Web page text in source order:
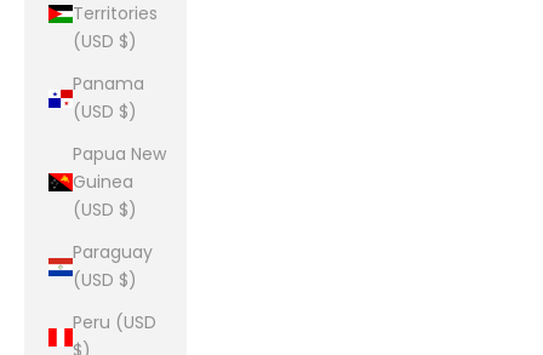
Territories
(USD $)
Panama
(USD $)
Papua New
Guinea
(USD $)
Paraguay
(USD $)
Peru (USD